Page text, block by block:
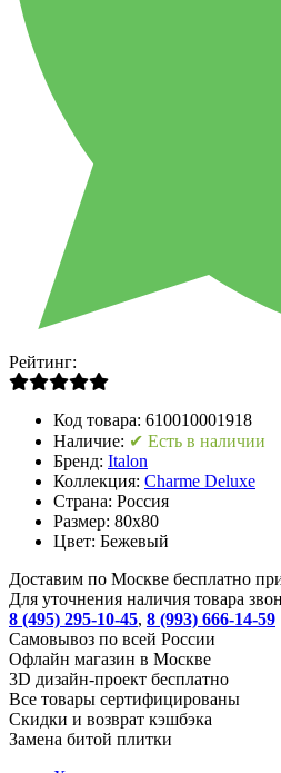
Рейтинг:
Код товара: 610010001918
Наличие: ✔ Есть в наличии
Бренд: Italon
Коллекция: Charme Deluxe
Страна: Россия
Размер: 80x80
Цвет: Бежевый
Доставим по Москве бесплатно
Для уточнения наличия товара
8 (495) 295-10-45, 8 (993) 666-14-59
Cамовывоз по всей России
Офлайн магазин в Москве
3D дизайн-проект бесплатно
Все товары сертифицированы
Скидки и возврат кэшбэка
Замена битой плитки